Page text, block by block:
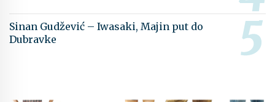
Sinan Gudžević – Iwasaki, Majin put do
Dubravke